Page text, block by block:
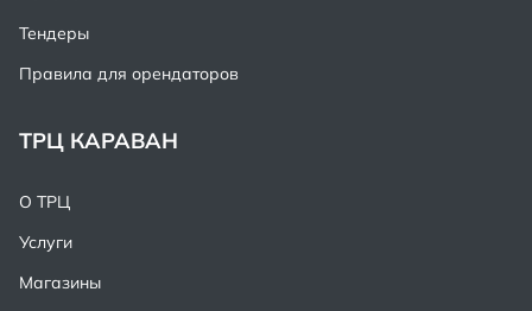
Тендеры
Правила для орендаторов
ТРЦ КАРАВАН
О ТРЦ
Услуги
Магазины